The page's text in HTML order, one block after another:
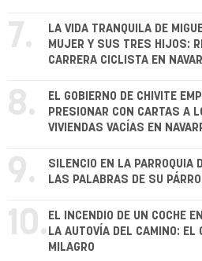
7.
LA VIDA TRANQUILA DE
MUJER Y SUS TRES HIJOS:
CARRERA CICLISTA EN
8.
EL GOBIERNO DE CHIVITE
PRESIONAR CON CARTAS A
VIVIENDAS VACÍAS EN
9.
SILENCIO EN LA PARROQUIA
LAS PALABRAS DE SU
10. EL INCENDIO DE UN COCHE
LA AUTOVÍA DEL CAMINO: EL
MILAGRO